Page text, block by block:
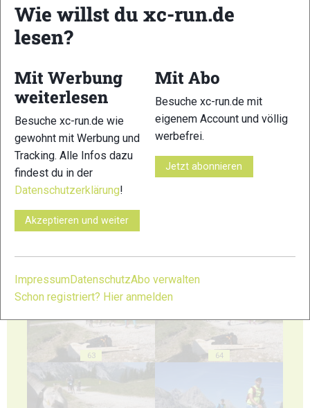
59 60
61 62
63 64
Wie willst du xc-run.de
lesen?
Mit Werbung
weiterlesen
Besuche xc-run.de wie
gewohnt mit Werbung und
Tracking. Alle Infos dazu
findest du in der
Datenschutzerklärung!
Akzeptieren und weiter
Mit Abo
Besuche xc-run.de mit
eigenem Account und völlig
werbefrei.
Jetzt abonnieren
ImpressumDatenschutzAbo verwalten
Schon registriert? Hier anmelden